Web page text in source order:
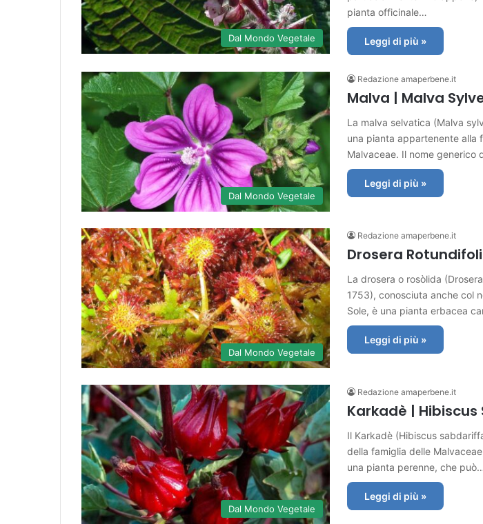
Dal Mondo Vegetale
pianta officinale…
Leggi di più »
Dal Mondo Vegetale
Redazione amaperbene.it
Malva | Malva
La malva selvatica (Malva
una pianta appartenente alla
Malvaceae. Il nome generico
Leggi di più »
Dal Mondo Vegetale
Redazione amaperbene.it
Drosera
La drosera o rosòlida
1753), conosciuta anche col
Sole, è una pianta erbacea
Leggi di più »
Dal Mondo Vegetale
Redazione amaperbene.it
Karkadè |
Il Karkadè (Hibiscus
della famiglia delle
una pianta perenne, che può…
Leggi di più »